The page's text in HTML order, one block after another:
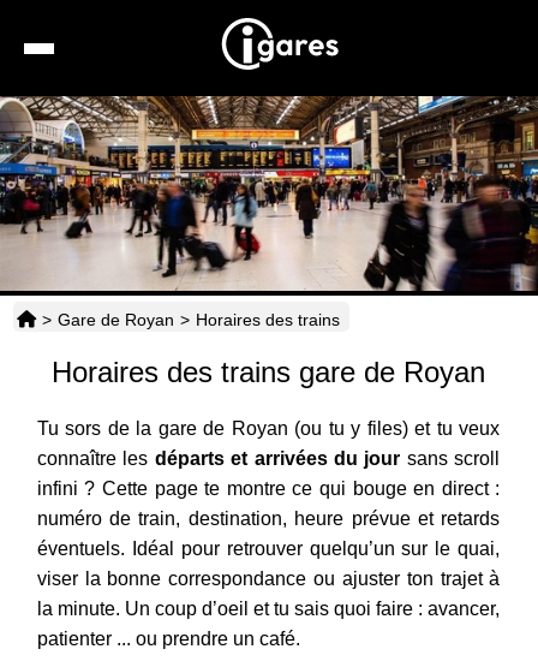
Recherche
Location de voiture
Hôtels
Horaires
> Gare de Royan > Horaires des trains
Horaires des trains gare de Royan
Tu sors de la gare de Royan (ou tu y files) et tu veux
connaître les départs et arrivées du jour sans scroll
infini ? Cette page te montre ce qui bouge en direct :
numéro de train, destination, heure prévue et retards
éventuels. Idéal pour retrouver quelqu’un sur le quai,
viser la bonne correspondance ou ajuster ton trajet à
la minute. Un coup d’oeil et tu sais quoi faire : avancer,
patienter ... ou prendre un café.